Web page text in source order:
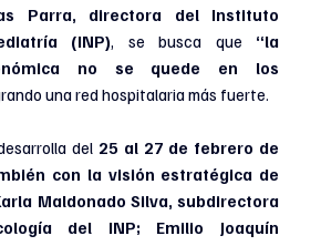
Parra, directora del Instituto
(INP), se busca que “la
no se quede en los
una red hospitalaria más fuerte.
del 25 al 27 de febrero de
con la visión estratégica de
Maldonado Silva, subdirectora
del INP; Emilio Joaquín